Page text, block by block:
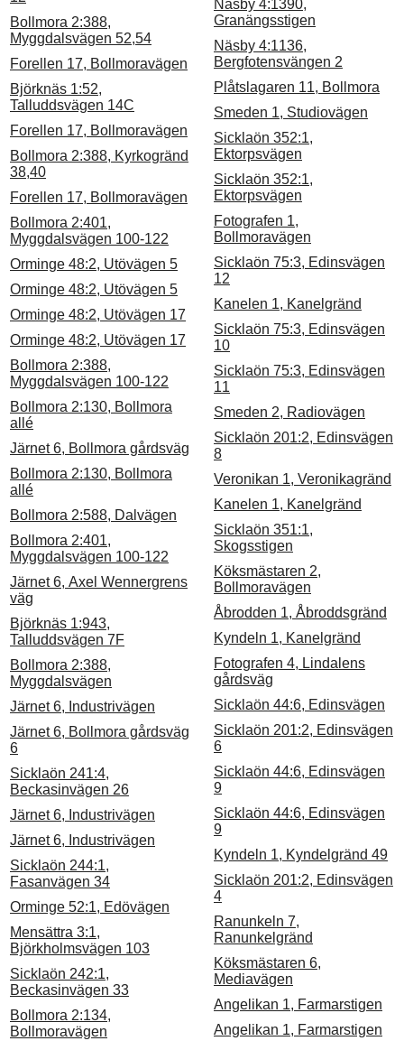
Bollmora 2:388,
Myggdalsvägen 52,54
Forellen 17, Bollmoravägen
Björknäs 1:52,
Talluddsvägen 14C
Forellen 17, Bollmoravägen
Bollmora 2:388, Kyrkogränd
38,40
Forellen 17, Bollmoravägen
Bollmora 2:401,
Myggdalsvägen 100-122
Orminge 48:2, Utövägen 5
Orminge 48:2, Utövägen 5
Orminge 48:2, Utövägen 17
Orminge 48:2, Utövägen 17
Bollmora 2:388,
Myggdalsvägen 100-122
Bollmora 2:130, Bollmora
allé
Järnet 6, Bollmora gårdsväg
Bollmora 2:130, Bollmora
allé
Bollmora 2:588, Dalvägen
Bollmora 2:401,
Myggdalsvägen 100-122
Järnet 6, Axel Wennergrens
väg
Björknäs 1:943,
Talluddsvägen 7F
Bollmora 2:388,
Myggdalsvägen
Järnet 6, Industrivägen
Järnet 6, Bollmora gårdsväg
6
Sicklaön 241:4,
Beckasinvägen 26
Järnet 6, Industrivägen
Järnet 6, Industrivägen
Sicklaön 244:1,
Fasanvägen 34
Orminge 52:1, Edövägen
Mensättra 3:1,
Björkholmsvägen 103
Sicklaön 242:1,
Beckasinvägen 33
Bollmora 2:134,
Bollmoravägen
Näsby 4:1390,
Granängsstigen
Näsby 4:1136,
Bergfotensvängen 2
Plåtslagaren 11, Bollmora
Smeden 1, Studiovägen
Sicklaön 352:1,
Ektorpsvägen
Sicklaön 352:1,
Ektorpsvägen
Fotografen 1,
Bollmoravägen
Sicklaön 75:3, Edinsvägen
12
Kanelen 1, Kanelgränd
Sicklaön 75:3, Edinsvägen
10
Sicklaön 75:3, Edinsvägen
11
Smeden 2, Radiovägen
Sicklaön 201:2, Edinsvägen
8
Veronikan 1, Veronikagränd
Kanelen 1, Kanelgränd
Sicklaön 351:1,
Skogsstigen
Köksmästaren 2,
Bollmoravägen
Åbrodden 1, Åbroddsgränd
Kyndeln 1, Kanelgränd
Fotografen 4, Lindalens
gårdsväg
Sicklaön 44:6, Edinsvägen
Sicklaön 201:2, Edinsvägen
6
Sicklaön 44:6, Edinsvägen
9
Sicklaön 44:6, Edinsvägen
9
Kyndeln 1, Kyndelgränd 49
Sicklaön 201:2, Edinsvägen
4
Ranunkeln 7,
Ranunkelgränd
Köksmästaren 6,
Mediavägen
Angelikan 1, Farmarstigen
Angelikan 1, Farmarstigen